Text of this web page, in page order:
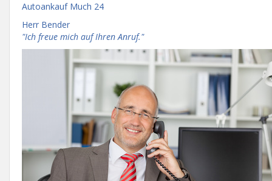
Autoankauf Much 24
Herr Bender
"Ich freue mich auf Ihren Anruf."